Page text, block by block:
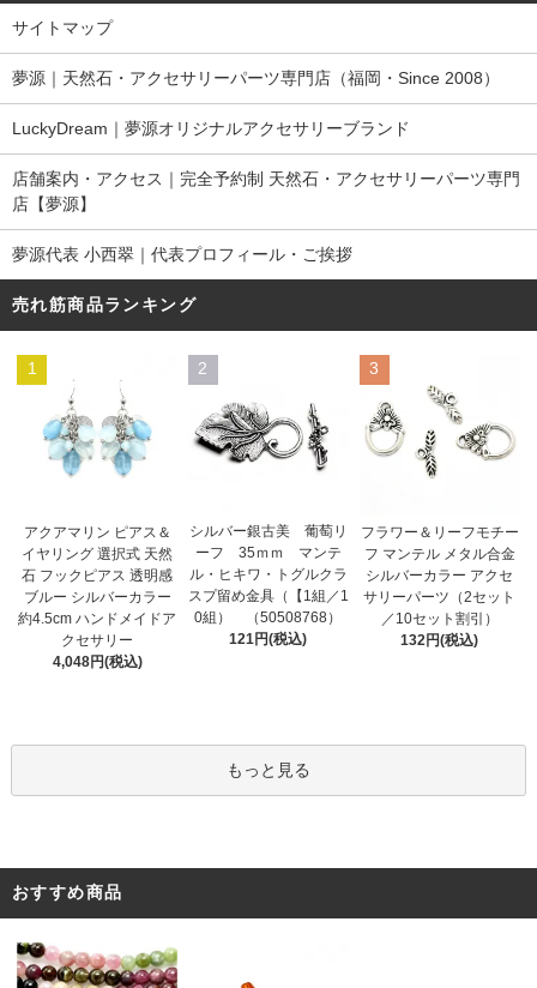
サイトマップ
夢源｜天然石・アクセサリーパーツ専門店（福岡・Since 2008）
LuckyDream｜夢源オリジナルアクセサリーブランド
店舗案内・アクセス｜完全予約制 天然石・アクセサリーパーツ専門
店【夢源】
夢源代表 小西翠｜代表プロフィール・ご挨拶
売れ筋商品ランキング
1
アクアマリン ピアス＆
イヤリング 選択式 天然
石 フックピアス 透明感
ブルー シルバーカラー
約4.5cm ハンドメイドア
クセサリー
4,048円(税込)
2
シルバー銀古美 葡萄リ
ーフ 35ｍｍ マンテ
ル・ヒキワ・トグルクラ
スプ留め金具（【1組／1
0組） （50508768）
121円(税込)
3
フラワー＆リーフモチー
フ マンテル メタル合金
シルバーカラー アクセ
サリーパーツ（2セット
／10セット割引）
132円(税込)
もっと見る
おすすめ商品